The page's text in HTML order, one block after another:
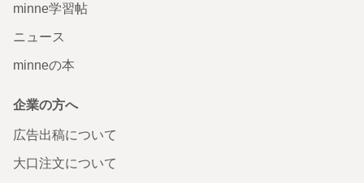
minne学習帖
ニュース
minneの本
企業の方へ
広告出稿について
大口注文について